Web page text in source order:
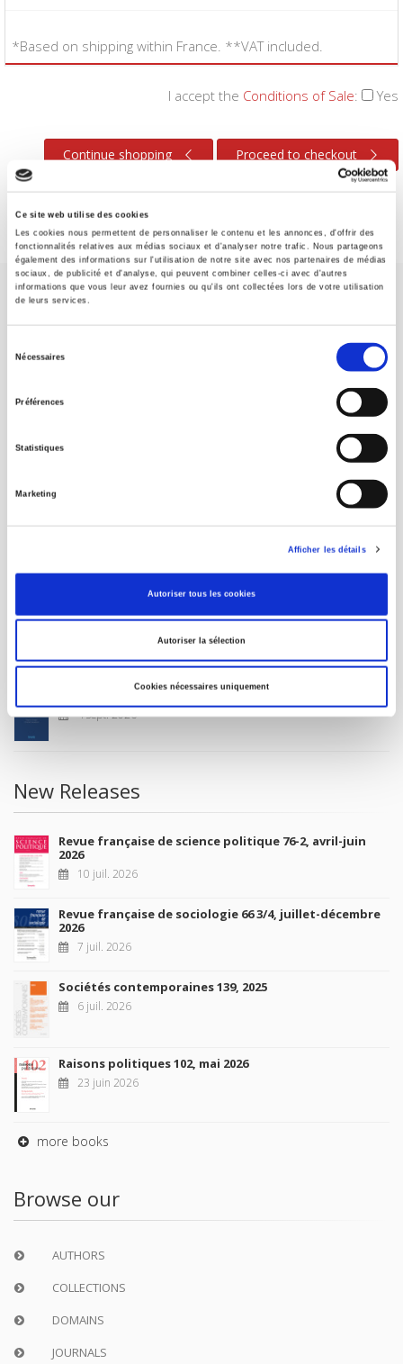
Ce site web utilise des cookies
Les cookies nous permettent de personnaliser le contenu et les annonces, d'offrir des
fonctionnalités relatives aux médias sociaux et d'analyser notre trafic. Nous partageons
également des informations sur l'utilisation de notre site avec nos partenaires de médias
sociaux, de publicité et d'analyse, qui peuvent combiner celles-ci avec d'autres
informations que vous leur avez fournies ou qu'ils ont collectées lors de votre utilisation
de leurs services.
Nécessaires
Préférences
Statistiques
Marketing
Afficher les détails
Autoriser tous les cookies
Autoriser la sélection
Cookies nécessaires uniquement
*Based on shipping within France. **VAT included.
I accept the Conditions of Sale: Yes
Continue shopping Proceed to checkout
SCIENCES PO UNIVERSITY PRESS has a threefold role: to publish
original research, to edit reference works for student use, and to
FOREIGN RIGHTS
FOR BOOKSHOPS
Future Releases
La France et l'Union européenne
4 sept. 2026
New Releases
Revue française de science politique 76-2, avril-juin
2026
10 juil. 2026
Revue française de sociologie 66 3/4, juillet-décembre
2026
7 juil. 2026
Sociétés contemporaines 139, 2025
6 juil. 2026
Raisons politiques 102, mai 2026
23 juin 2026
more books
Browse our
AUTHORS
COLLECTIONS
DOMAINS
JOURNALS